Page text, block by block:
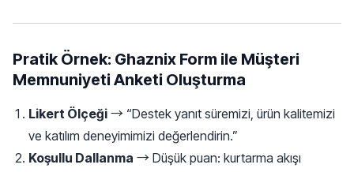
Pratik Örnek: Ghaznix Form ile Müşteri
Memnuniyeti Anketi Oluşturma
Likert Ölçeği → “Destek yanıt süremizi, ürün kalitemizi
ve katılım deneyimimizi değerlendirin.”
Koşullu Dallanma → Düşük puan: kurtarma akışı